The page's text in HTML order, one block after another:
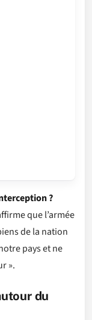
?
que l’armée
de la nation
pays et ne
».
du